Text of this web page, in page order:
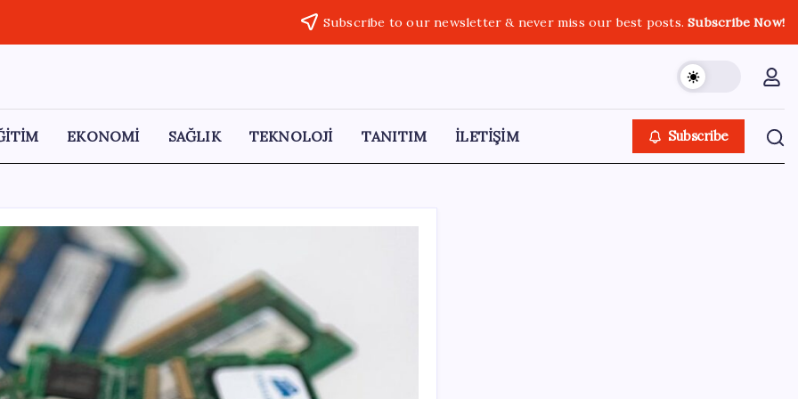
Subscribe to our newsletter & never miss our best posts.Subscribe Now!
EKONOMİ SAĞLIK TEKNOLOJİ TANITIM İLETİŞİM Subscribe